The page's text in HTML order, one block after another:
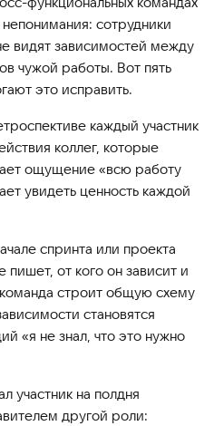
сотрудники
видят зависимостей между
чужой работы. Вот пять
это исправить.
каждый участник
коллег, которые
ощущение «всю работу
увидеть ценность каждой
спринта или проекта
пишет, от кого он зависит и
команда строит общую схему
становятся
«я не знал, что это нужно
участник на полдня
другой роли: